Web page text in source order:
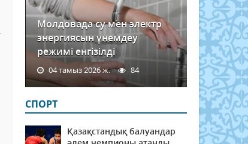
Молдовада су мен электр
энергиясын үнемдеу
режимі енгізілді
04 тамыз 2026 ж. 84
СПОРТ
Қазақстандық балуандар